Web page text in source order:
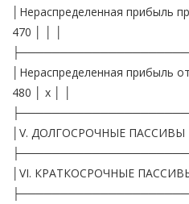
│Нераспределенная прибыль
470 │ │ │
│Нераспределенная прибыль
480 │ х │ │
│V. ДОЛГОСРОЧНЫЕ ПАССИВЫ
│VI. КРАТКОСРОЧНЫЕ